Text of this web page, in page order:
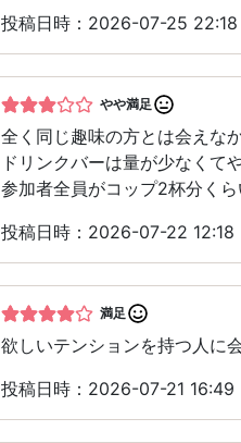
投稿日時：2026-07-25 22:18
やや満足
全く同じ趣味の方とは会えな
ドリンクバーは量が少なくて
参加者全員がコップ2杯分く
投稿日時：2026-07-22 12:18
満足
欲しいテンションを持つ人に
投稿日時：2026-07-21 16:49